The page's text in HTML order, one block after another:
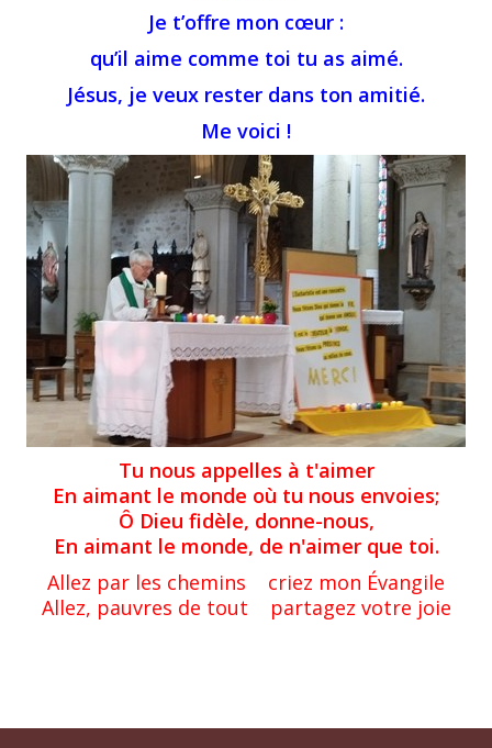
Je t’offre mon cœur :
qu’il aime comme toi tu as aimé.
Jésus, je veux rester dans ton amitié.
Me voici !
Tu nous appelles à t'aimer
En aimant le monde où tu nous envoies;
Ô Dieu fidèle, donne-nous,
En aimant le monde, de n'aimer que toi.
Allez par les chemins criez mon Évangile
Allez, pauvres de tout partagez votre joie